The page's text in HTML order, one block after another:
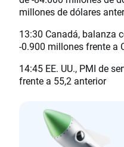
millones de dólares
13:30 Canadá, balanza
-0.900 millones frente a
14:45 EE. UU., PMI de
frente a 55,2 anterior